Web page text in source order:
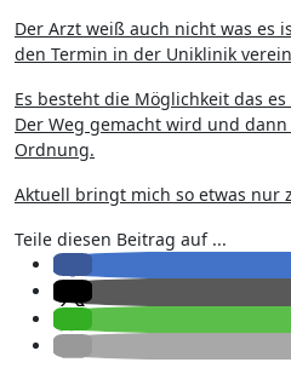
Der Arzt weiß auch nicht was es
den Termin in der Uniklinik
Es besteht die Möglichkeit das
Der Weg gemacht wird und
Ordnung.
Aktuell bringt mich so etwas nur
Teile diesen Beitrag auf ...